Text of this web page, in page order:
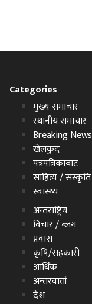
Categories
मुख्य समाचार
स्थानीय समाचार
Breaking News
खेलकुद
पत्रपत्रिकाबाट
साहित्य / संस्कृति
स्वास्थ्य
अन्तराष्ट्रिय
विचार / ब्लग
प्रवास
कृषि/सहकारी
आर्थिक
अन्तरवार्ता
देश